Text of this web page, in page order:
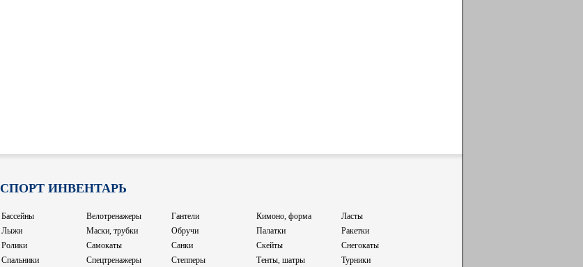
СПОРТ ИНВЕНТАРЬ
Бассейны Велотренажеры Гантели Кимоно, форма
Ласты
Лыжи
Маски, трубки Обручи Палатки
Ракетки
Ролики
Самокаты Санки Скейты
Снегокаты
Спальники
Спецтренажеры Степперы Тенты, шатры Турники